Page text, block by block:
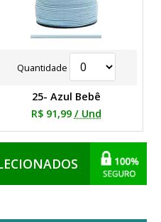
Quantidade
25- Azul Bebê
R$ 91,99 / Und